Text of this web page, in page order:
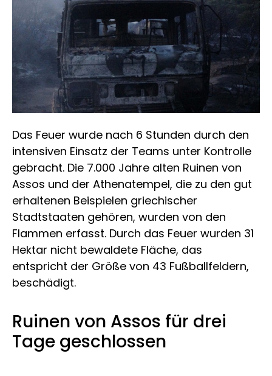
Das Feuer wurde nach 6 Stunden durch den
intensiven Einsatz der Teams unter Kontrolle
gebracht. Die 7.000 Jahre alten Ruinen von
Assos und der Athenatempel, die zu den gut
erhaltenen Beispielen griechischer
Stadtstaaten gehören, wurden von den
Flammen erfasst. Durch das Feuer wurden 31
Hektar nicht bewaldete Fläche, das
entspricht der Größe von 43 Fußballfeldern,
beschädigt.
Ruinen von Assos für drei
Tage geschlossen